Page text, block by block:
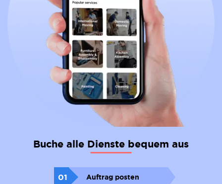
Buche alle Dienste bequem aus
01 Auftrag posten